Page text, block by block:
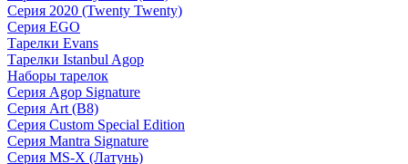
Серия 2020 (Twenty Twenty)
Серия EGO
Тарелки Evans
Тарелки Istanbul Agop
Наборы тарелок
Серия Agop Signature
Серия Art (B8)
Серия Custom Special Edition
Серия Mantra Signature
Серия MS-X (Латунь)